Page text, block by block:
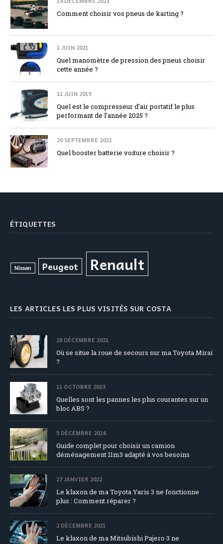
Comment choisir vos pneus de karting ?
1 JUIN 2021
Quel manomètre de pression des pneus choisir
cette année ?
11 JUIN 2019
Quel est le compresseur d’air portatif le plus
performant de l’année 2025 ?
20 SEPTEMBRE 2022
Quel booster batterie voiture choisir ?
ÉTIQUETTES
Nissan Peugeot Renault
LES ARTICLES LES PLUS VISITÉS SUR COSTA
28 DÉCEMBRE 2021
Où se situe la roue de secours sur ma Toyota Mirai
?
11 OCTOBRE 2023
Quelles sont les pannes les plus courantes sur un
bloc ABS ?
5 DÉCEMBRE 2024
Guide complet pour choisir un camion
déménagement 11m3 adapté à vos besoins
27 JANVIER 2022
Le klaxon de ma Toyota Yaris 3 ne fonctionne
plus : Comment réparer ?
2 DÉCEMBRE 2021
Le klaxon de ma Mitsubishi Pajero 3 ne